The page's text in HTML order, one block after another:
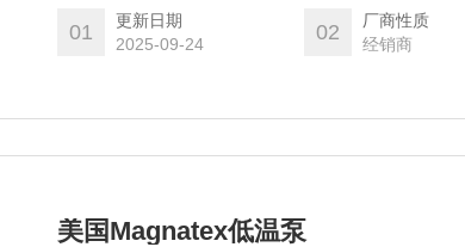
01
更新日期
2025-09-24
02
厂商性质
经销商
美国Magnatex低温泵